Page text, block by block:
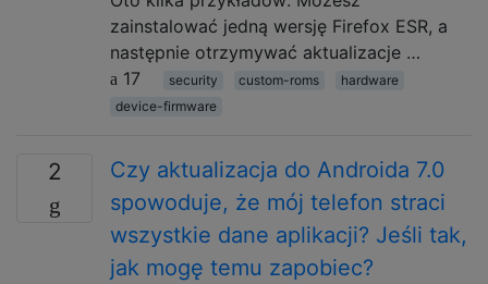
zainstalować jedną wersję Firefox ESR, a
następnie otrzymywać aktualizacje …
17
security custom-roms
hardware
device-firmware
2
Czy aktualizacja do Androida 7.0
spowoduje, że mój telefon straci
wszystkie dane aplikacji? Jeśli tak,
jak mogę temu zapobiec?